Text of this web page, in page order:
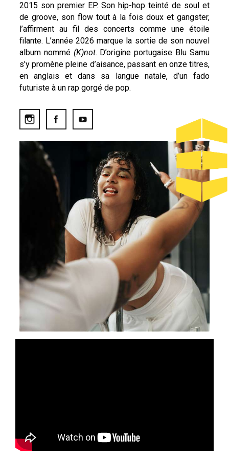
2015 son premier EP. Son hip-hop teinté de soul et
de groove, son flow tout à la fois doux et gangster,
l’affirment au fil des concerts comme une étoile
filante. L’année 2026 marque la sortie de son nouvel
album nommé (K)not. D’origine portugaise Blu Samu
s’y promène pleine d’aisance, passant en onze titres,
en anglais et dans sa langue natale, d’un fado
futuriste à un rap gorgé de pop.